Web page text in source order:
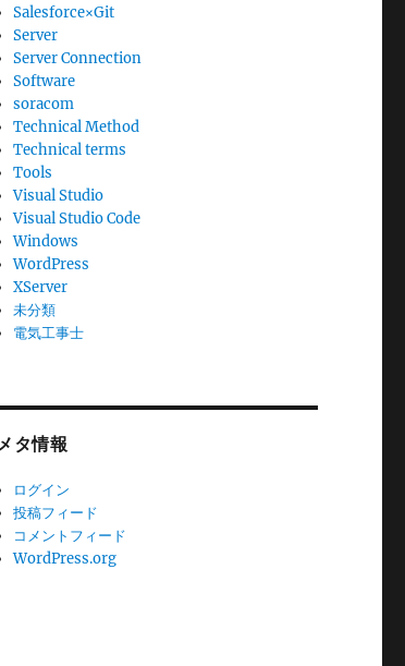
Salesforce×Git
Server
Server Connection
Software
soracom
Technical Method
Technical terms
Tools
Visual Studio
Visual Studio Code
Windows
WordPress
XServer
未分類
電気工事士
タ情報
ログイン
投稿フィード
コメントフィード
WordPress.org